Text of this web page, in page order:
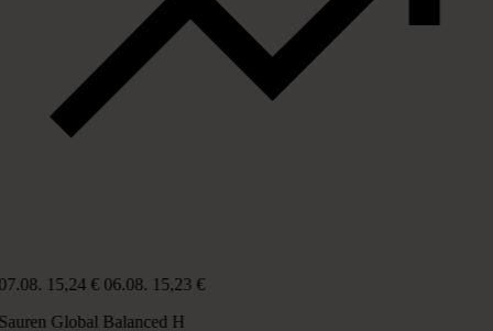
15,24 € 06.08. 15,23 €
Global Balanced H